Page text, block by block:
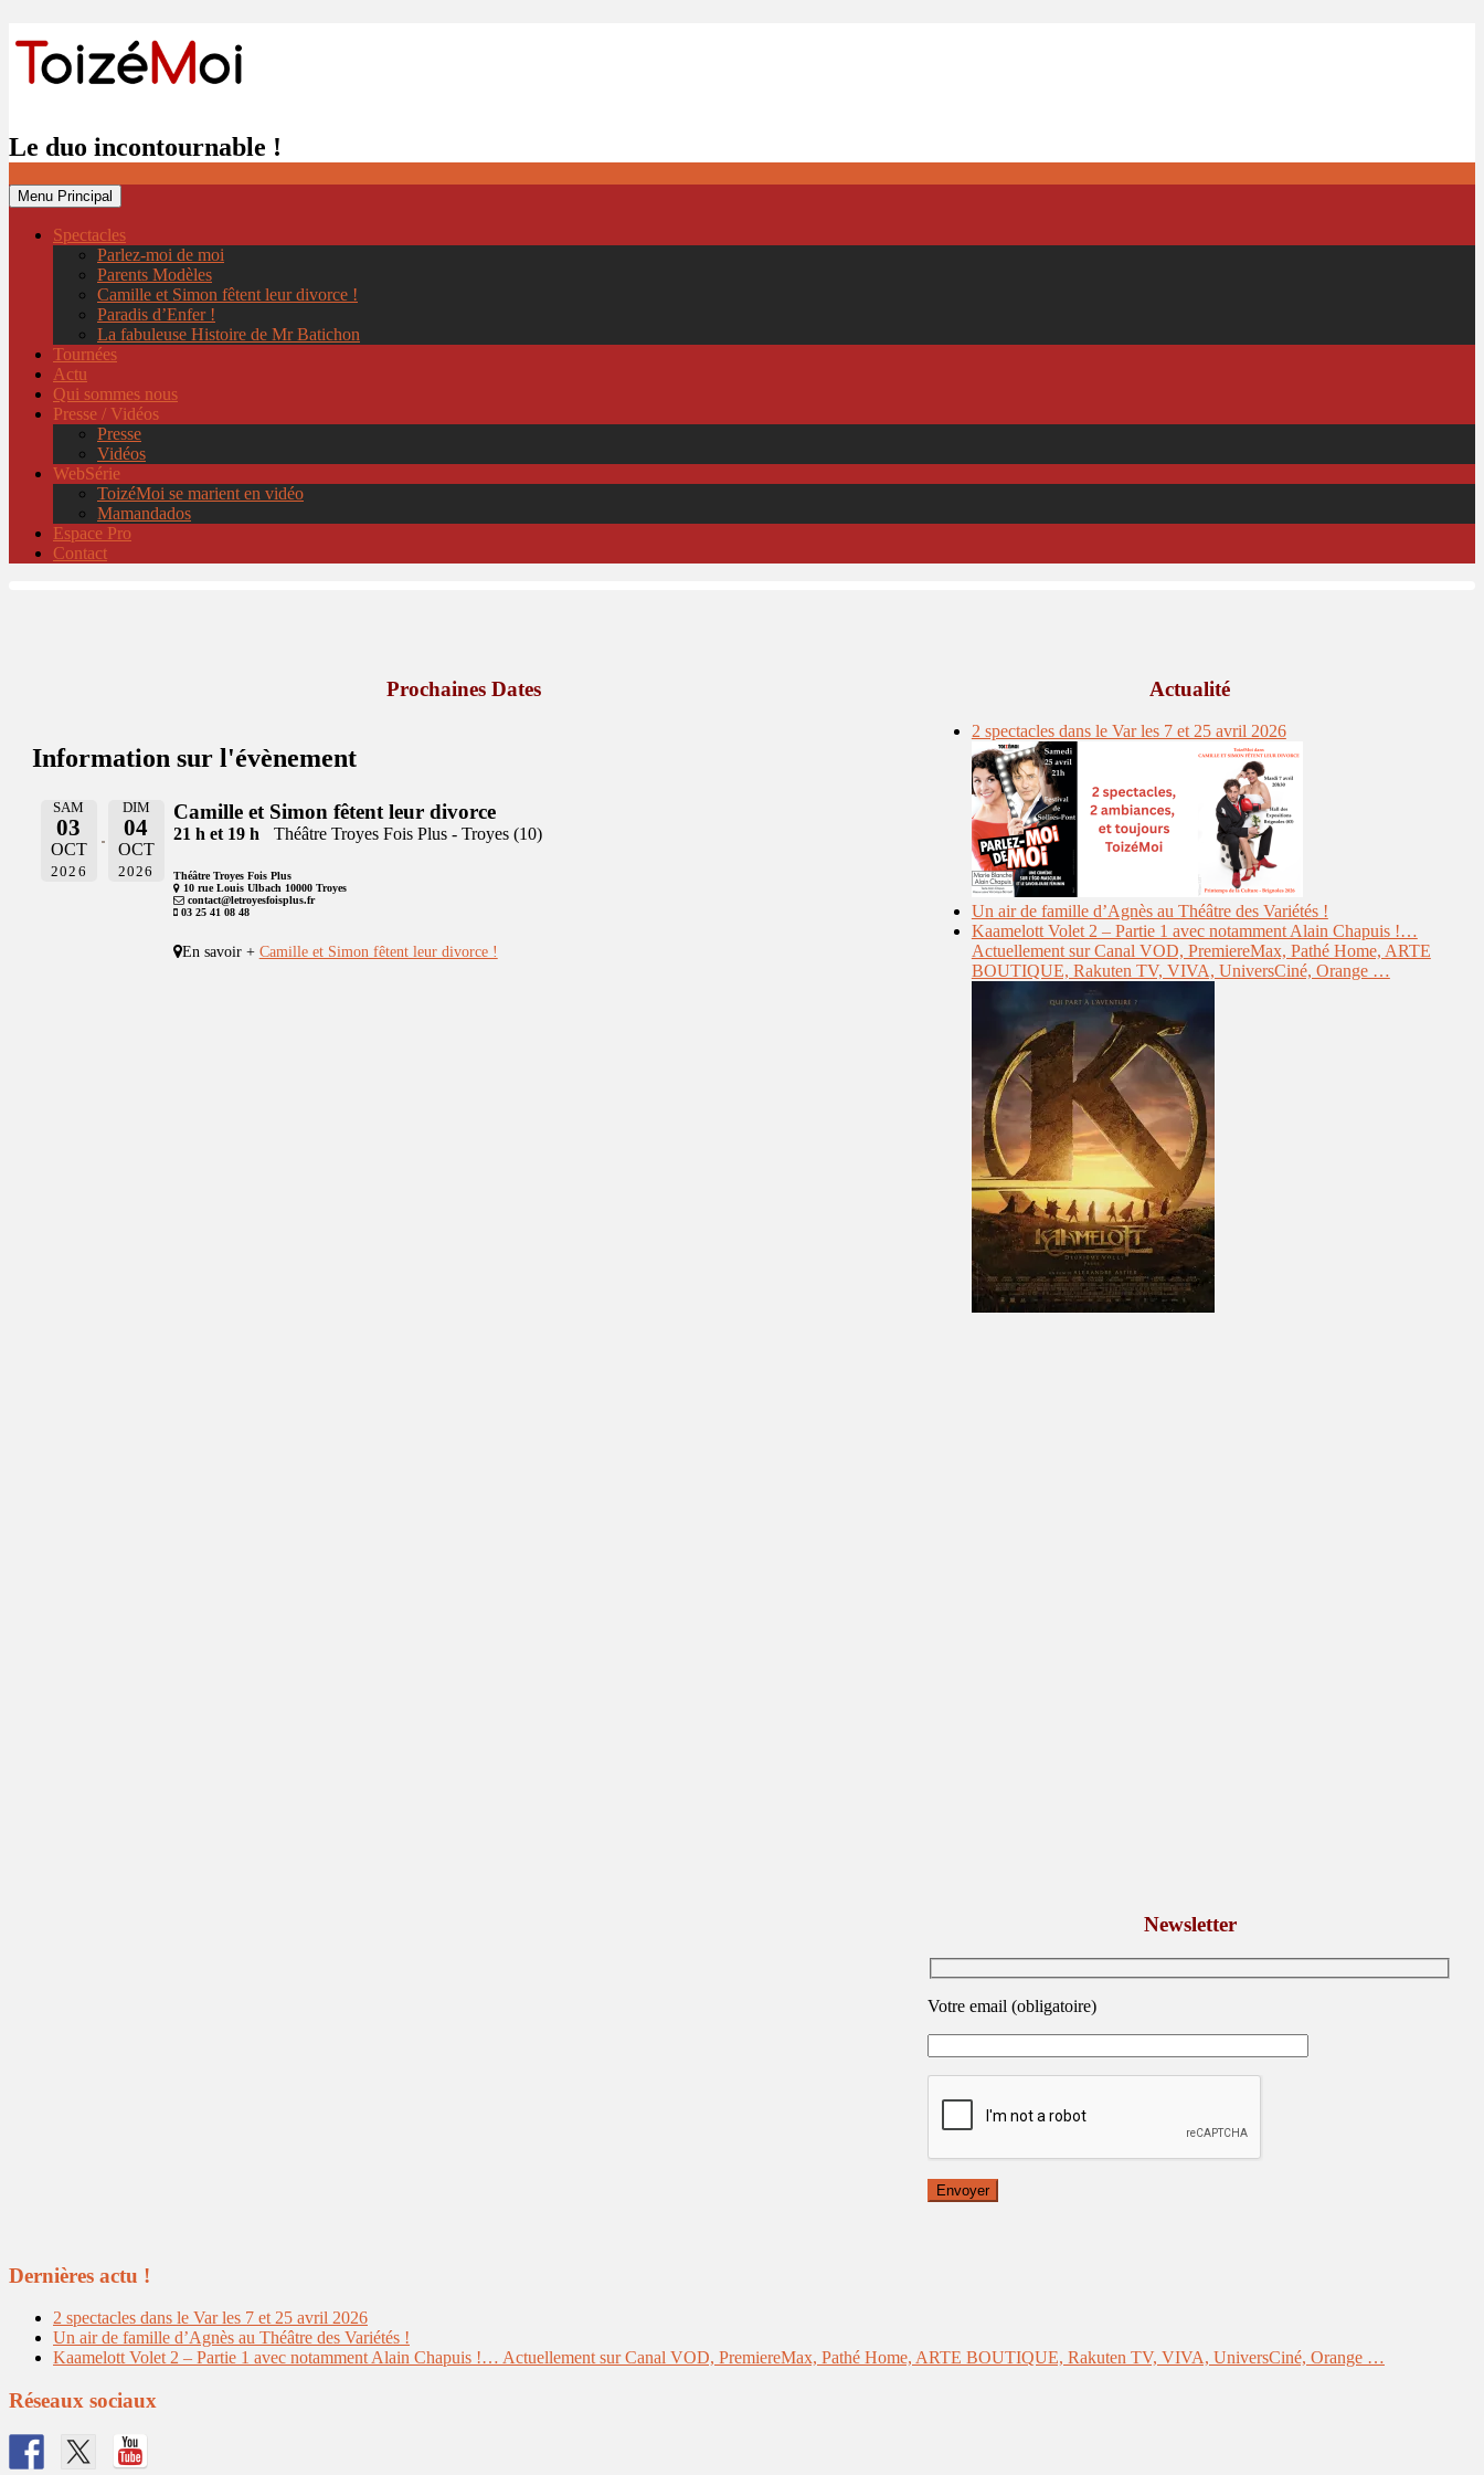
Le duo incontournable !
Menu Principal
Spectacles
Parlez-moi de moi
Parents Modèles
Camille et Simon fêtent leur divorce !
Paradis d’Enfer !
La fabuleuse Histoire de Mr Batichon
Tournées
Actu
Qui sommes nous
Presse / Vidéos
Presse
Vidéos
WebSérie
ToizéMoi se marient en vidéo
Mamandados
Espace Pro
Contact
Prochaines Dates
Information sur l'évènement
SAM
03
OCT
2026
DIM
04
OCT
2026
Camille et Simon fêtent leur divorce
21 h et 19 h Théâtre Troyes Fois Plus - Troyes (10)
Théâtre Troyes Fois Plus
10 rue Louis Ulbach 10000 Troyes
contact@letroyesfoisplus.fr
03 25 41 08 48
En savoir + Camille et Simon fêtent leur divorce !
Actualité
2 spectacles dans le Var les 7 et 25 avril 2026
Un air de famille d’Agnès au Théâtre des Variétés !
Kaamelott Volet 2 – Partie 1 avec notamment Alain Chapuis !…
Actuellement sur Canal VOD, PremiereMax, Pathé Home, ARTE
BOUTIQUE, Rakuten TV, VIVA, UniversCiné, Orange …
Newsletter
Votre email (obligatoire)
Dernières actu !
2 spectacles dans le Var les 7 et 25 avril 2026
Un air de famille d’Agnès au Théâtre des Variétés !
Kaamelott Volet 2 – Partie 1 avec notamment Alain Chapuis !… Actuellement sur Canal VOD, PremiereMax, Pathé Home, ARTE BOUTIQUE, Rakuten TV, VIVA, UniversCiné, Orange …
Réseaux sociaux